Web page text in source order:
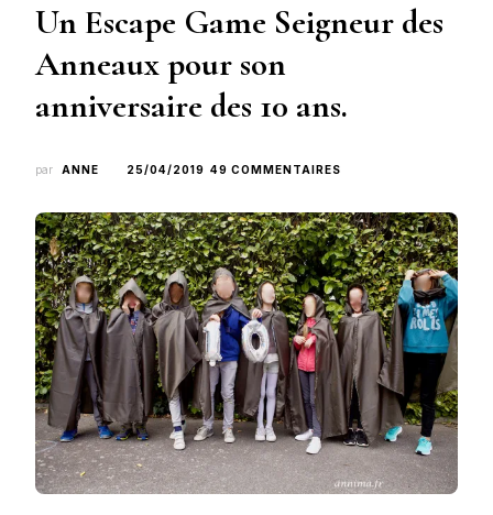
Un Escape Game Seigneur des
Anneaux pour son
anniversaire des 10 ans.
par ANNE 25/04/2019 49 COMMENTAIRES
GAME
SEIGNEUR
DES
ANNEAUX
POUR
SON
ANNIVERSAIRE
DES
10
ANS.